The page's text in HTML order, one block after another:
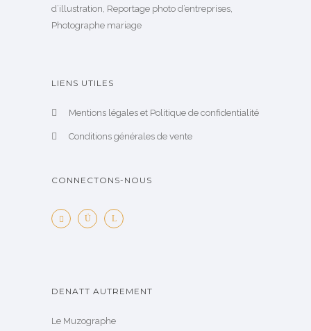
d’illustration, Reportage photo d’entreprises,
Photographe mariage
LIENS UTILES
Mentions légales et Politique de confidentialité
Conditions générales de vente
CONNECTONS-NOUS
DENATT AUTREMENT
Le Muzographe